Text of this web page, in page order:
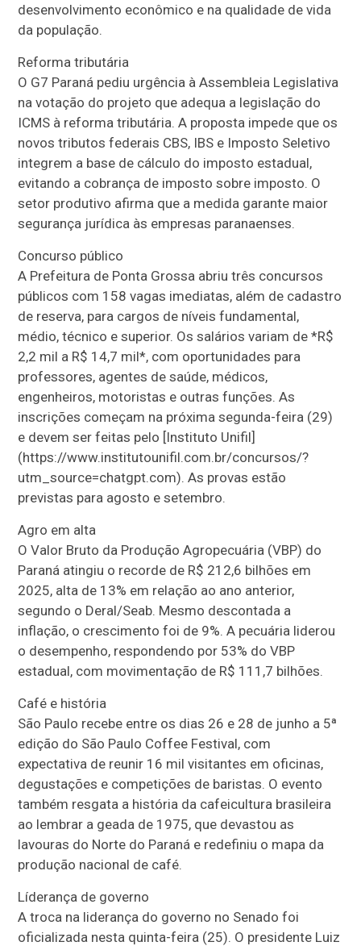
desenvolvimento econômico e na qualidade de vida
da população.
Reforma tributária
O G7 Paraná pediu urgência à Assembleia Legislativa
na votação do projeto que adequa a legislação do
ICMS à reforma tributária. A proposta impede que os
novos tributos federais CBS, IBS e Imposto Seletivo
integrem a base de cálculo do imposto estadual,
evitando a cobrança de imposto sobre imposto. O
setor produtivo afirma que a medida garante maior
segurança jurídica às empresas paranaenses.
Concurso público
A Prefeitura de Ponta Grossa abriu três concursos
públicos com 158 vagas imediatas, além de cadastro
de reserva, para cargos de níveis fundamental,
médio, técnico e superior. Os salários variam de *R$
2,2 mil a R$ 14,7 mil*, com oportunidades para
professores, agentes de saúde, médicos,
engenheiros, motoristas e outras funções. As
inscrições começam na próxima segunda-feira (29)
e devem ser feitas pelo [Instituto Unifil]
(https://www.institutounifil.com.br/concursos/?
utm_source=chatgpt.com). As provas estão
previstas para agosto e setembro.
Agro em alta
O Valor Bruto da Produção Agropecuária (VBP) do
Paraná atingiu o recorde de R$ 212,6 bilhões em
2025, alta de 13% em relação ao ano anterior,
segundo o Deral/Seab. Mesmo descontada a
inflação, o crescimento foi de 9%. A pecuária liderou
o desempenho, respondendo por 53% do VBP
estadual, com movimentação de R$ 111,7 bilhões.
Café e história
São Paulo recebe entre os dias 26 e 28 de junho a 5ª
edição do São Paulo Coffee Festival, com
expectativa de reunir 16 mil visitantes em oficinas,
degustações e competições de baristas. O evento
também resgata a história da cafeicultura brasileira
ao lembrar a geada de 1975, que devastou as
lavouras do Norte do Paraná e redefiniu o mapa da
produção nacional de café.
Líderança de governo
A troca na liderança do governo no Senado foi
oficializada nesta quinta-feira (25). O presidente Luiz